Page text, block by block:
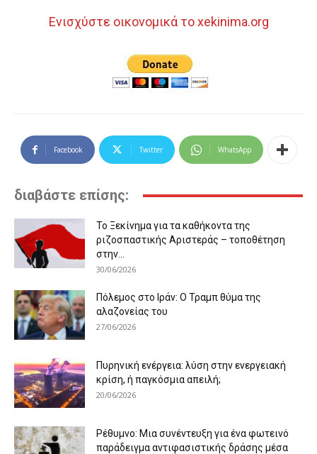
Ενισχύστε οικονομικά το xekinima.org
Facebook Twitter WhatsApp
διαβάστε επίσης:
Το Ξεκίνημα για τα καθήκοντα της
ριζοσπαστικής Αριστεράς – τοποθέτηση
στην...
30/06/2026
Πόλεμος στο Ιράν: Ο Τραμπ θύμα της
αλαζονείας του
27/06/2026
Πυρηνική ενέργεια: λύση στην ενεργειακή
κρίση, ή παγκόσμια απειλή;
20/06/2026
Ρέθυμνο: Μια συνέντευξη για ένα φωτεινό
παράδειγμα αντιφασιστικής δράσης μέσα